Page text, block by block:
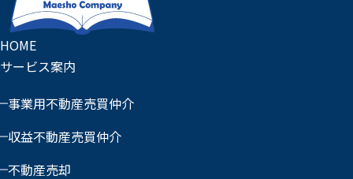
HOME
サービス案内
事業用不動産売買仲介
収益不動産売買仲介
不動産売却